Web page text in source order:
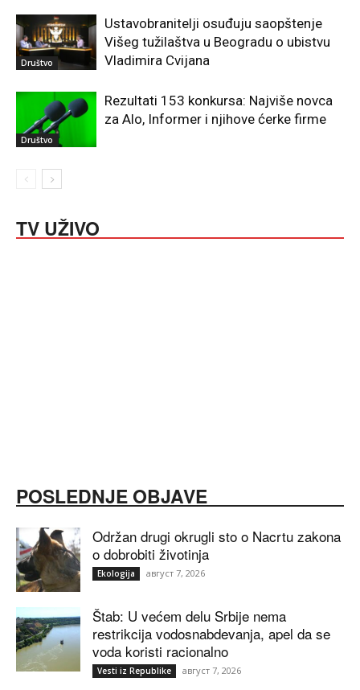
Društvo
Ustavobranitelji osuđuju saopštenje
Višeg tužilaštva u Beogradu o ubistvu
Vladimira Cvijana
Društvo
Rezultati 153 konkursa: Najviše novca
za Alo, Informer i njihove ćerke firme
TV UŽIVO
POSLEDNJE OBJAVE
Održan drugi okrugli sto o Nacrtu zakona
o dobrobiti životinja
Ekologija август 7, 2026
Štab: U većem delu Srbije nema
restrikcija vodosnabdevanja, apel da se
voda koristi racionalno
Vesti iz Republike август 7, 2026